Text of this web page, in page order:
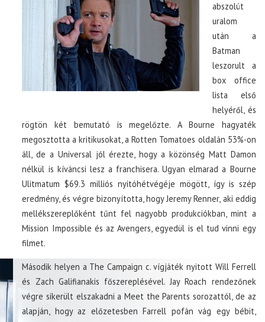
abszolút
uralom
után a
Batman
leszorult a
box office
lista első
helyéről, és
rögtön két bemutató is megelőzte. A Bourne hagyaték
megosztotta a kritikusokat, a Rotten Tomatoes oldalán 53%-on
áll, de a Universal jól érezte, hogy a közönség Matt Damon
nélkül is kíváncsi lesz a franchisera. Ugyan elmarad a Bourne
Ulitmatum $69.3 milliós nyitóhétvégéje mögött, így is szép
eredmény, és végre bizonyította, hogy Jeremy Renner, aki eddig
mellékszereplőként tűnt fel nagyobb produkciókban, mint a
Mission Impossible és az Avengers, egyedül is el tud vinni egy
filmet.
Második helyen a The Campaign c. vígjáték nyitott Will Ferrell
és Zach Galifianakis főszereplésével. Jay Roach rendezőnek
végre sikerült elszakadni a Meet the Parents sorozattól, de az
alapján, hogy az előzetesben Farrell pofán vág egy bébit,